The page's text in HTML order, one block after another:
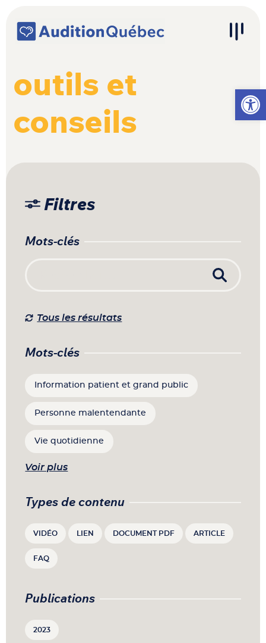
Ouvrir
Navigation principale
outils et
conseils
Filtres
Mots-clés
Tous les résultats
Mots-clés
Information patient et grand public
Personne malentendante
Vie quotidienne
Voir plus
Types de contenu
VIDÉO LIEN DOCUMENT PDF ARTICLE
FAQ
Publications
2023